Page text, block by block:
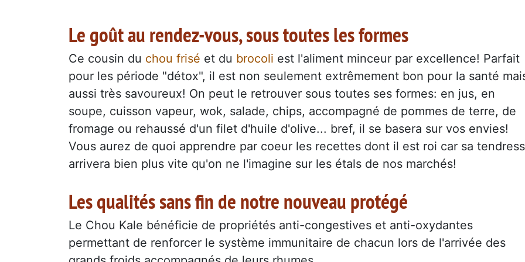
Le goût au rendez-vous, sous toutes les formes
Ce cousin du chou frisé et du brocoli est l'aliment minceur par excellence! Parfait
pour les période "détox", il est non seulement extrêmement bon pour la santé
aussi très savoureux! On peut le retrouver sous toutes ses formes: en jus, en
soupe, cuisson vapeur, wok, salade, chips, accompagné de pommes de terre, de
fromage ou rehaussé d'un filet d'huile d'olive... bref, il se basera sur vos envies!
Vous aurez de quoi apprendre par coeur les recettes dont il est roi car sa
arrivera bien plus vite qu'on ne l'imagine sur les étals de nos marchés!
Les qualités sans fin de notre nouveau protégé
Le Chou Kale bénéficie de propriétés anti-congestives et anti-oxydantes
permettant de renforcer le système immunitaire de chacun lors de l'arrivée des